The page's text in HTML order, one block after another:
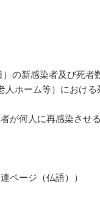
の新感染者及び死者
人ホーム等）における
が何人に再感染さ
ページ（仏語））